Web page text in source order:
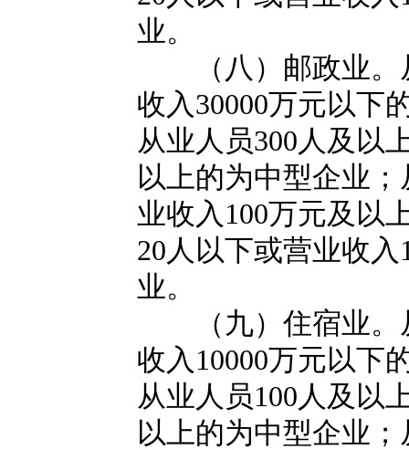
业。
（八）邮政业。
收入30000万元以下
从业人员300人及以
以上的为中型企业
业收入100万元及以
20人以下或营业收
业。
（九）住宿业。
收入10000万元以下
从业人员100人及以
以上的为中型企业